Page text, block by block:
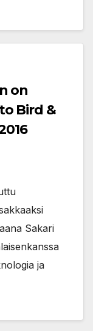
on
Bird &
Sakari
ja